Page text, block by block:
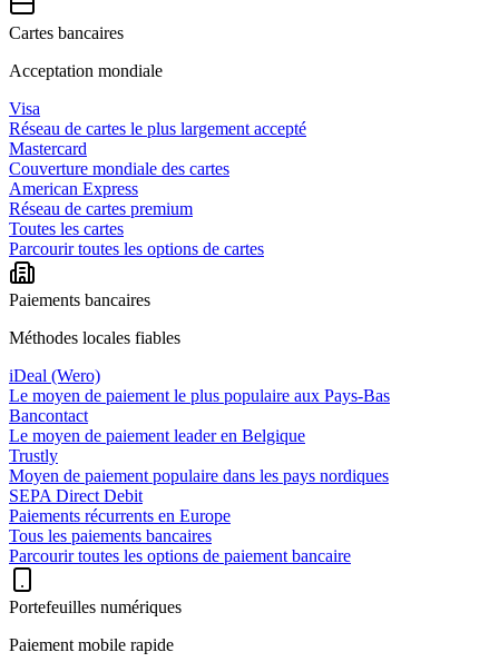
Cartes bancaires
Acceptation mondiale
Visa
Réseau de cartes le plus largement accepté
Mastercard
Couverture mondiale des cartes
American Express
Réseau de cartes premium
Toutes les cartes
Parcourir toutes les options de cartes
Paiements bancaires
Méthodes locales fiables
iDeal (Wero)
Le moyen de paiement le plus populaire aux Pays-Bas
Bancontact
Le moyen de paiement leader en Belgique
Trustly
Moyen de paiement populaire dans les pays nordiques
SEPA Direct Debit
Paiements récurrents en Europe
Tous les paiements bancaires
Parcourir toutes les options de paiement bancaire
Portefeuilles numériques
Paiement mobile rapide